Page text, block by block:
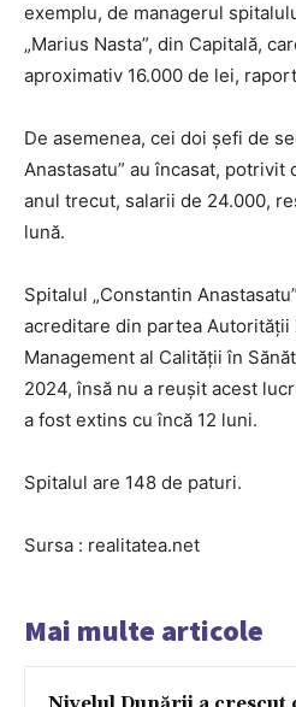
exemplu, de managerul
„Marius Nasta”, din Capitală,
aproximativ 16.000 de lei,
De asemenea, cei doi șefi de
Anastasatu” au încasat,
anul trecut, salarii de 24.000,
lună.
Spitalul „Constantin
acreditare din partea Autorității
Management al Calității în
2024, însă nu a reușit acest
a fost extins cu încă 12 luni.
Spitalul are 148 de paturi.
Sursa : realitatea.net
Mai multe articole